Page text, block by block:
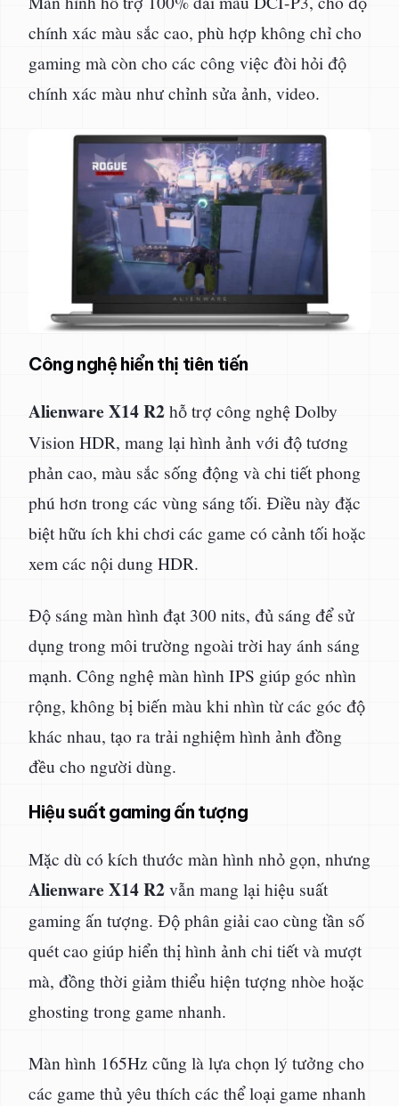
chính xác màu sắc cao, phù hợp không chỉ cho
gaming mà còn cho các công việc đòi hỏi độ
chính xác màu như chỉnh sửa ảnh, video.
Công nghệ hiển thị tiên tiến
Alienware X14 R2hỗ trợ công nghệ Dolby
Vision HDR, mang lại hình ảnh với độ tương
phản cao, màu sắc sống động và chi tiết phong
phú hơn trong các vùng sáng tối. Điều này đặc
biệt hữu ích khi chơi các game có cảnh tối hoặc
xem các nội dung HDR.
Độ sáng màn hình đạt 300 nits, đủ sáng để sử
dụng trong môi trường ngoài trời hay ánh sáng
mạnh. Công nghệ màn hình IPS giúp góc nhìn
rộng, không bị biến màu khi nhìn từ các góc độ
khác nhau, tạo ra trải nghiệm hình ảnh đồng
đều cho người dùng.
Hiệu suất gaming ấn tượng
Mặc dù có kích thước màn hình nhỏ gọn, nhưng
Alienware X14 R2vẫn mang lại hiệu suất
gaming ấn tượng. Độ phân giải cao cùng tần số
quét cao giúp hiển thị hình ảnh chi tiết và mượt
mà, đồng thời giảm thiểu hiện tượng nhòe hoặc
ghosting trong game nhanh.
Màn hình 165Hz cũng là lựa chọn lý tưởng cho
các game thủ yêu thích các thể loại game nhanh